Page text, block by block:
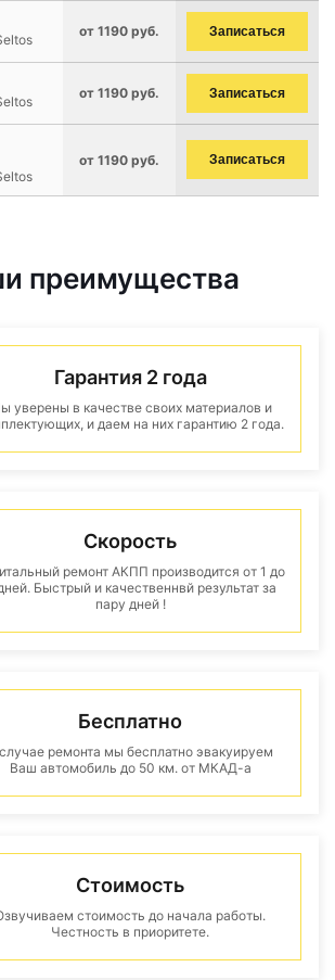
от 1190 руб. Записаться
от 1190 руб. Записаться
от 1190 руб. Записаться
преимущества
Гарантия 2 года
уверены в качестве своих материалов и
и даем на них гарантию 2 года.
Скорость
ремонт АКПП производится от 1 до
Быстрый и качественнвй результат за
пару дней !
Бесплатно
ремонта мы бесплатно эвакуируем
Ваш автомобиль до 50 км. от МКАД-а
Стоимость
стоимость до начала работы.
Честность в приоритете.